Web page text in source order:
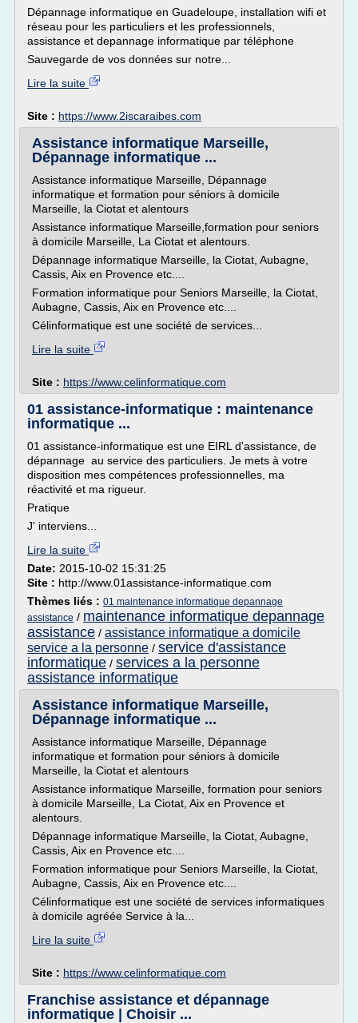
Dépannage informatique en Guadeloupe, installation wifi et
réseau pour les particuliers et les professionnels,
assistance et depannage informatique par téléphone
Sauvegarde de vos données sur notre...
Lire la suite
Site : https://www.2iscaraibes.com
Assistance informatique Marseille,
Dépannage informatique ...
Assistance informatique Marseille, Dépannage
informatique et formation pour séniors à domicile
Marseille, la Ciotat et alentours
Assistance informatique Marseille,formation pour seniors
à domicile Marseille, La Ciotat et alentours.
Dépannage informatique Marseille, la Ciotat, Aubagne,
Cassis, Aix en Provence etc....
Formation informatique pour Seniors Marseille, la Ciotat,
Aubagne, Cassis, Aix en Provence etc....
Célinformatique est une société de services...
Lire la suite
Site : https://www.celinformatique.com
01 assistance-informatique : maintenance
informatique ...
01 assistance-informatique est une EIRL d'assistance, de
dépannage au service des particuliers. Je mets à votre
disposition mes compétences professionnelles, ma
réactivité et ma rigueur.
Pratique
J' interviens...
Lire la suite
Date: 2015-10-02 15:31:25
Site : http://www.01assistance-informatique.com
Thèmes liés : 01 maintenance informatique depannage
assistance / maintenance informatique depannage
assistance / assistance informatique a domicile
service a la personne / service d'assistance
informatique / services a la personne
assistance informatique
Assistance informatique Marseille,
Dépannage informatique ...
Assistance informatique Marseille, Dépannage
informatique et formation pour séniors à domicile
Marseille, la Ciotat et alentours
Assistance informatique Marseille, formation pour seniors
à domicile Marseille, La Ciotat, Aix en Provence et
alentours.
Dépannage informatique Marseille, la Ciotat, Aubagne,
Cassis, Aix en Provence etc....
Formation informatique pour Seniors Marseille, la Ciotat,
Aubagne, Cassis, Aix en Provence etc....
Célinformatique est une société de services informatiques
à domicile agréée Service à la...
Lire la suite
Site : https://www.celinformatique.com
Franchise assistance et dépannage
informatique | Choisir ...